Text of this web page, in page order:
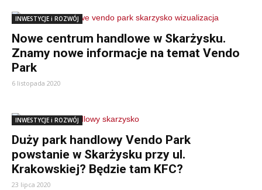
INWESTYCJE i ROZWÓJ
Nowe centrum handlowe w Skarżysku.
Znamy nowe informacje na temat Vendo
Park
6 listopada 2020
INWESTYCJE i ROZWÓJ
Duży park handlowy Vendo Park
powstanie w Skarżysku przy ul.
Krakowskiej? Będzie tam KFC?
23 lipca 2020